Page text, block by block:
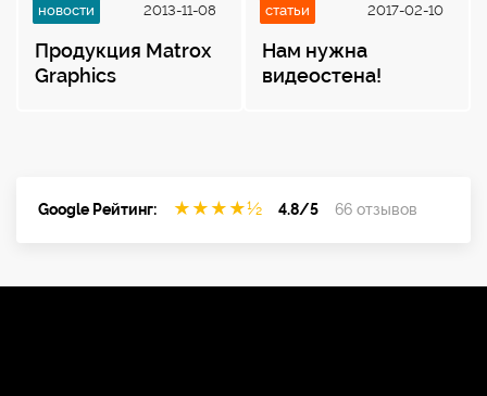
новости 2013-11-08
Продукция Matrox
Graphics
статьи 2017-02-10
Нам нужна
видеостена!
Google Рейтинг: ★ ★ ★ ★½ 4.8/5 66 отзывов